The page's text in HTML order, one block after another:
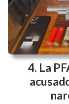
La